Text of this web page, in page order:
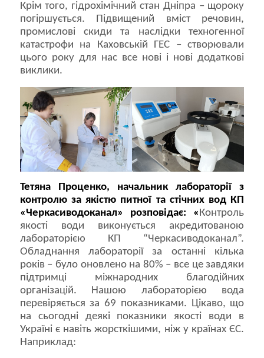
Крім того, гідрохімічний стан Дніпра – щороку
погіршується. Підвищений вміст речовин,
промислові скиди та наслідки техногенної
катастрофи на Каховській ГЕС – створювали
цього року для нас все нові і нові додаткові
виклики.
Тетяна Проценко, начальник лабораторії з
контролю за якістю питної та стічних вод КП
«Черкасиводоканал» розповідає: « Контроль
якості води виконується акредитованою
лабораторією КП “Черкасиводоканал”.
Обладнання лабораторії за останні кілька
років – було оновлено на 80% – все це завдяки
підтримці міжнародних благодійних
організацій. Нашою лабораторією вода
перевіряється за 69 показниками. Цікаво, що
на сьогодні деякі показники якості води в
Україні є навіть жорсткішими, ніж у країнах ЄС.
Наприклад: